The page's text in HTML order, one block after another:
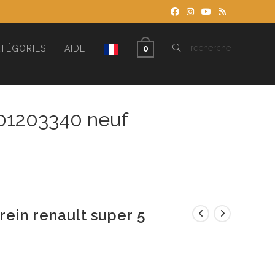
recherche
AIDE 0 TOGGLE
neuf
renault super 5